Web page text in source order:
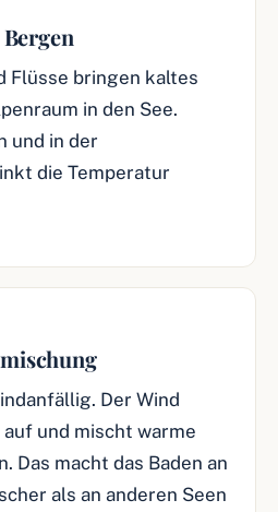
Flüsse bringen kaltes
in den See.
und in der
die Temperatur
Der Wind
und mischt warme
Das macht das Baden an
als an anderen Seen